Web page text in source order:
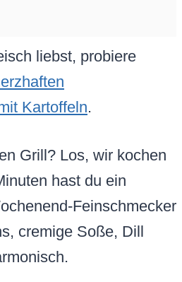
liebst, probiere
Kartoffeln.
Grill? Los, wir kochen
hast du ein
Feinschmecker
cremige Soße, Dill